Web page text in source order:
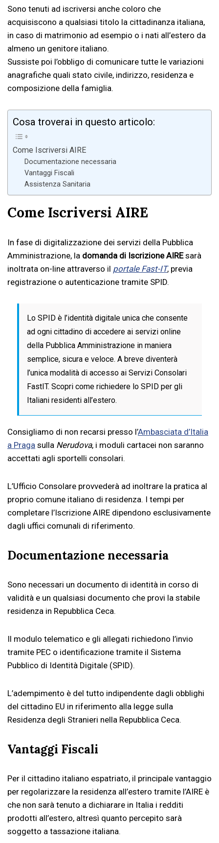
Sono tenuti ad iscriversi anche coloro che
acquisiscono a qualsiasi titolo la cittadinanza italiana,
in caso di matrimonio ad esempio o i nati all’estero da
almeno un genitore italiano.
Sussiste poi l’obbligo di comunicare tutte le variazioni
anagrafiche quali stato civile, indirizzo, residenza e
composizione della famiglia.
Cosa troverai in questo articolo:
Come Iscriversi AIRE
Documentazione necessaria
Vantaggi Fiscali
Assistenza Sanitaria
Come Iscriversi AIRE
In fase di digitalizzazione dei servizi della Pubblica
Amministrazione, la domanda di Iscrizione AIREsarà
inoltrata on-line attraverso il portale Fast-IT, previa
registrazione o autenticazione tramite SPID.
Lo SPID è l’identità digitale unica che consente
ad ogni cittadino di accedere ai servizi online
della Pubblica Amministrazione in maniera
semplice, sicura e veloce. A breve diventerà
l’unica modalità di accesso ai Servizi Consolari
FastIT. Scopri come richiedere lo SPID per gli
Italiani residenti all’estero.
Consigliamo di non recarsi presso l’Ambasciata d’Italia
a Praga sulla Nerudova, i moduli cartacei non saranno
accettati agli sportelli consolari.
L’Ufficio Consolare provvederà ad inoltrare la pratica al
proprio comune italiano di residenza. I tempi per
completare l’Iscrizione AIRE dipendono esclusivamente
dagli uffici comunali di riferimento.
Documentazione necessaria
Sono necessari un documento di identità in corso di
validità e un qualsiasi documento che provi la stabile
residenza in Repubblica Ceca.
Il modulo telematico e gli allegati richiedono l’invio
tramite PEC o identificazione tramite il Sistema
Pubblico di Identità Digitale (SPID).
L’adempimento è del tutto indipendente dagli obblighi
del cittadino EU in riferimento alla legge sulla
Residenza degli Stranieri nella Repubblica Ceca.
Vantaggi Fiscali
Per il cittadino italiano espatriato, il principale vantaggio
per regolarizzare la residenza all’estero tramite l’AIRE è
che non sarà tenuto a dichiarare in Italia i redditi
prodotti all’estero, altresì quanto percepito sarà
soggetto a tassazione italiana.